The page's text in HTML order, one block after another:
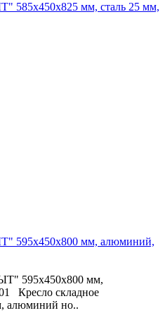
585х450х825 мм, сталь 25 мм,
595х450х800 мм, алюминий,
595х450х800 мм,
Кресло складное
алюминий но..